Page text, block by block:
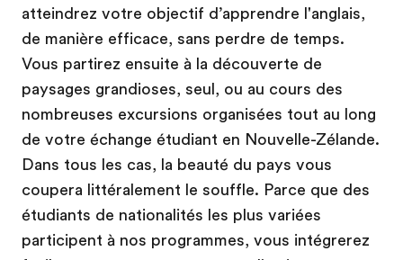
atteindrez votre objectif d’apprendre l'anglais,
de manière efficace, sans perdre de temps.
Vous partirez ensuite à la découverte de
paysages grandioses, seul, ou au cours des
nombreuses excursions organisées tout au long
de votre échange étudiant en Nouvelle-Zélande.
Dans tous les cas, la beauté du pays vous
coupera littéralement le souffle. Parce que des
étudiants de nationalités les plus variées
participent à nos programmes, vous intégrerez